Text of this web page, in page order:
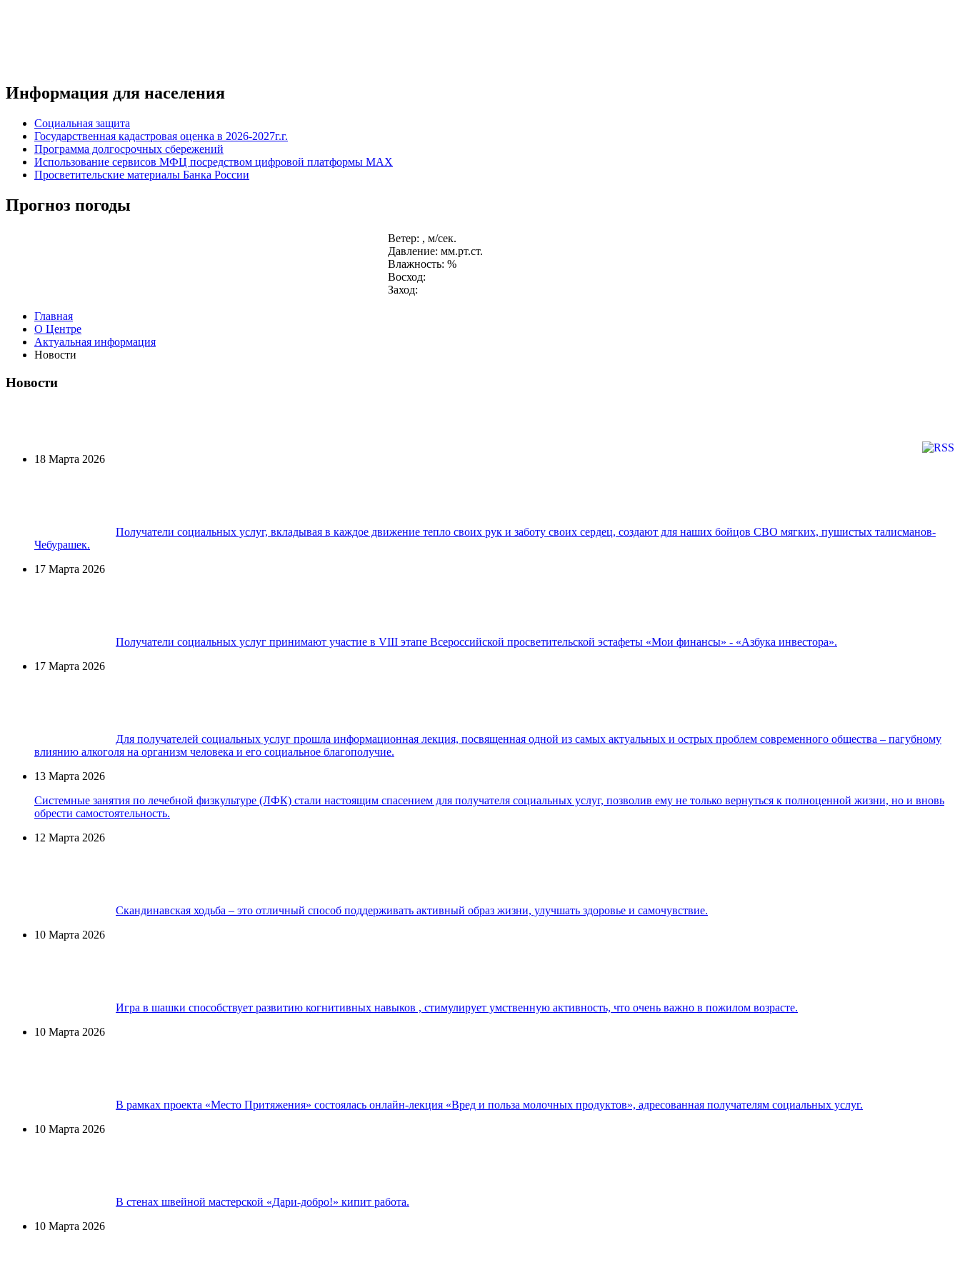
Информация для населения
Социальная защита
Государственная кадастровая оценка в 2026-2027г.г.
Программа долгосрочных сбережений
Использование сервисов МФЦ посредством цифровой платформы MAX
Просветительские материалы Банка России
Прогноз погоды
Ветер: , м/сек.
Давление: мм.рт.ст.
Влажность: %
Восход:
Заход:
Главная
О Центре
Актуальная информация
Новости
Новости
18 Марта 2026
Получатели социальных услуг, вкладывая в каждое движение тепло своих рук и заботу своих сердец, создают для наших бойцов СВО мягких, пушистых талисманов-
Чебурашек.
17 Марта 2026
Получатели социальных услуг принимают участие в VIII этапе Всероссийской просветительской эстафеты «Мои финансы» - «Азбука инвестора».
17 Марта 2026
Для получателей социальных услуг прошла информационная лекция, посвященная одной из самых актуальных и острых проблем современного общества – пагубному
влиянию алкоголя на организм человека и его социальное благополучие.
13 Марта 2026
Системные занятия по лечебной физкультуре (ЛФК) стали настоящим спасением для получателя социальных услуг, позволив ему не только вернуться к полноценной жизни, но и вновь
обрести самостоятельность.
12 Марта 2026
Скандинавская ходьба – это отличный способ поддерживать активный образ жизни, улучшать здоровье и самочувствие.
10 Марта 2026
Игра в шашки способствует развитию когнитивных навыков , стимулирует умственную активность, что очень важно в пожилом возрасте.
10 Марта 2026
В рамках проекта «Место Притяжения» состоялась онлайн-лекция «Вред и польза молочных продуктов», адресованная получателям социальных услуг.
10 Марта 2026
В стенах швейной мастерской «Дари-добро!» кипит работа.
10 Марта 2026